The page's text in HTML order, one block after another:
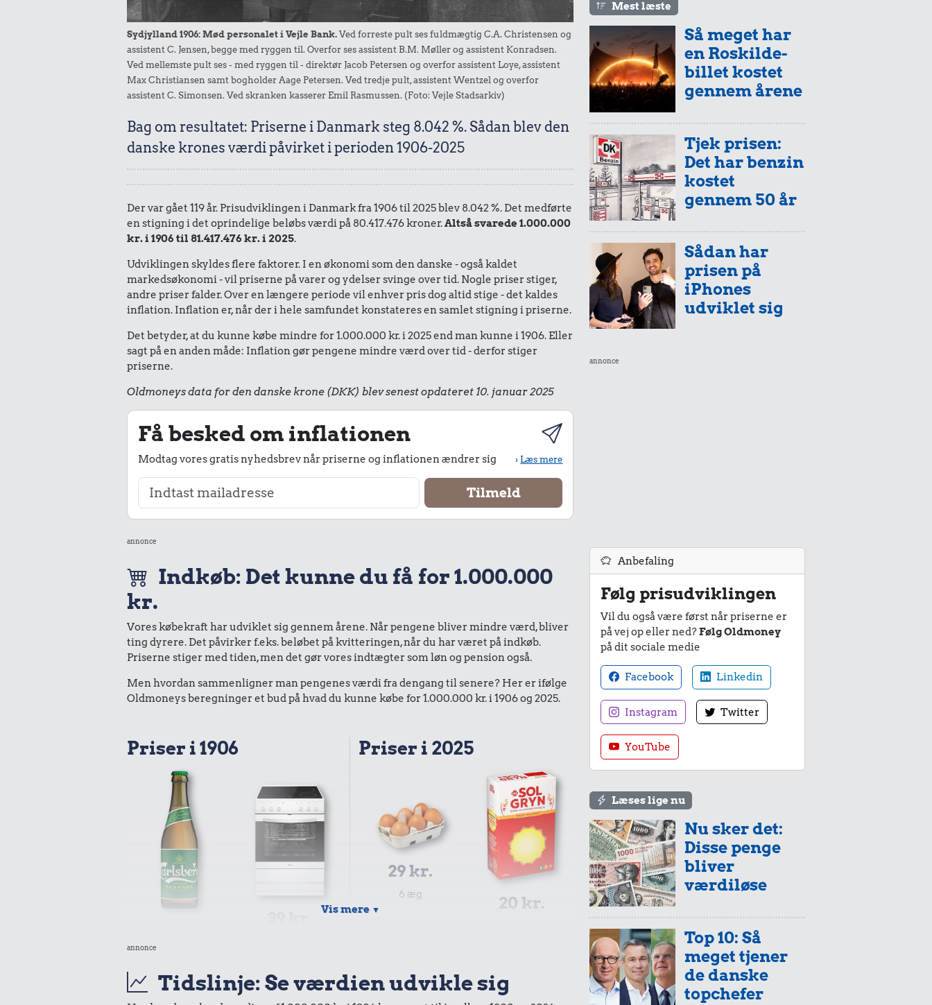
Sydjylland 1906: Mød personalet i Vejle Bank.Ved forreste pult ses fuldmægtig C.A. Christensen og
assistent C. Jensen, begge med ryggen til. Overfor ses assistent B.M. Møller og assistent Konradsen.
Ved mellemste pult ses - med ryggen til - direktør Jacob Petersen og overfor assistent Loye, assistent
Max Christiansen samt bogholder Aage Petersen. Ved tredje pult, assistent Wentzel og overfor
assistent C. Simonsen. Ved skranken kasserer Emil Rasmussen. (Foto: Vejle Stadsarkiv)
Bag om resultatet: Priserne i Danmark steg 8.042 %. Sådan blev den
danske krones værdi påvirket i perioden 1906-2025
Der var gået 119 år. Prisudviklingen i Danmark fra 1906 til 2025 blev 8.042 %. Det medførte
en stigning i det oprindelige beløbs værdi på 80.417.476 kroner.Altså svarede 1.000.000
kr. i 1906 til 81.417.476 kr. i 2025.
Udviklingen skyldes flere faktorer. I en økonomi som den danske - også kaldet
markedsøkonomi - vil priserne på varer og ydelser svinge over tid. Nogle priser stiger,
andre priser falder. Over en længere periode vil enhver pris dog altid stige - det kaldes
inflation. Inflation er, når der i hele samfundet konstateres en samlet stigning i priserne.
Det betyder, at du kunne købe mindre for 1.000.000 kr. i 2025 end man kunne i 1906. Eller
sagt på en anden måde: Inflation gør pengene mindre værd over tid - derfor stiger
priserne.
Oldmoneys data for den danske krone (DKK) blev senest opdateret 10. januar 2025
Få besked om inflationen
Modtag vores gratis nyhedsbrev når priserne og inflationen ændrer sig ›Læs mere
annonce
Indkøb: Det kunne du få for 1.000.000
kr.
Vores købekraft har udviklet sig gennem årene. Når pengene bliver mindre værd, bliver
ting dyrere. Det påvirker f.eks. beløbet på kvitteringen, når du har været på indkøb.
Priserne stiger med tiden, men det gør vores indtægter som løn og pension også.
Men hvordan sammenligner man pengenes værdi fra dengang til senere? Her er ifølge
Oldmoneys beregninger et bud på hvad du kunne købe for 1.000.000 kr. i 1906 og 2025.
Priser i 1906 Priser i 2025
29 kr.
6 æg 20 kr.
Vis mere ▼
annonce
Tidslinje: Se værdien udvikle sig
Mest læste
Så meget har
en Roskilde-
billet kostet
gennem årene
Tjek prisen:
Det har benzin
kostet
gennem 50 år
Sådan har
prisen på
iPhones
udviklet sig
annonce
Anbefaling
Følg prisudviklingen
Vil du også være først når priserne er
på vej op eller ned?Følg Oldmoney
på dit sociale medie
Facebook Linkedin
Instagram Twitter
YouTube
Læses lige nu
Nu sker det:
Disse penge
bliver
værdiløse
Top 10: Så
meget tjener
de danske
topchefer